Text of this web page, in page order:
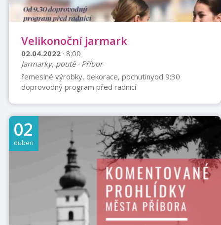
Velikonoční jarmark
02.04.2022 · 8:00
Jarmarky, poutě · Příbor
řemeslné výrobky, dekorace, pochutinyod 9:30
doprovodný program před radnicí
02
duben